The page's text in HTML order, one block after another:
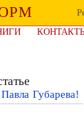
Губарева!